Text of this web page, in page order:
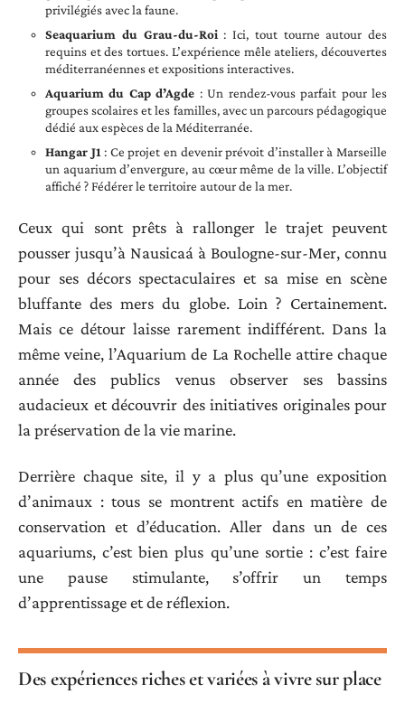
privilégiés avec la faune.
Seaquarium du Grau-du-Roi: Ici, tout tourne autour des
requins et des tortues. L’expérience mêle ateliers, découvertes
méditerranéennes et expositions interactives.
Aquarium du Cap d’Agde : Un rendez-vous parfait pour les
groupes scolaires et les familles, avec un parcours pédagogique
dédié aux espèces de la Méditerranée.
Hangar J1 : Ce projet en devenir prévoit d’installer à Marseille
un aquarium d’envergure, au cœur même de la ville. L’objectif
affiché ? Fédérer le territoire autour de la mer.
Ceux qui sont prêts à rallonger le trajet peuvent
pousser jusqu’à Nausicaá à Boulogne-sur-Mer, connu
pour ses décors spectaculaires et sa mise en scène
bluffante des mers du globe. Loin ? Certainement.
Mais ce détour laisse rarement indifférent. Dans la
même veine, l’Aquarium de La Rochelle attire chaque
année des publics venus observer ses bassins
audacieux et découvrir des initiatives originales pour
la préservation de la vie marine.
Derrière chaque site, il y a plus qu’une exposition
d’animaux : tous se montrent actifs en matière de
conservation et d’éducation. Aller dans un de ces
aquariums, c’est bien plus qu’une sortie : c’est faire
une pause stimulante, s’offrir un temps
d’apprentissage et de réflexion.
Des expériences riches et variées à vivre sur place